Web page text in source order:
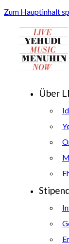
Zum Hauptinhalt
Über